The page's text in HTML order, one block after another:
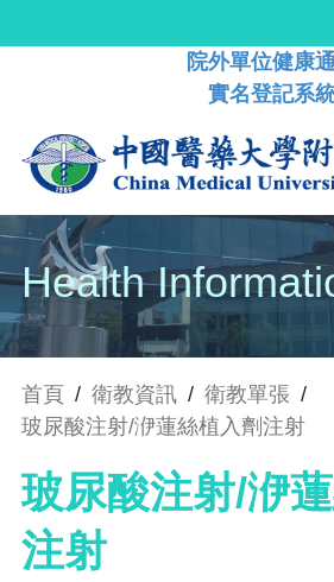
院外單位健康
實名登記系
Health
首頁 / 衛教資訊 / 衛教單張 /
玻尿酸注射/洢蓮絲植入劑注射
玻尿酸注射/洢
注射